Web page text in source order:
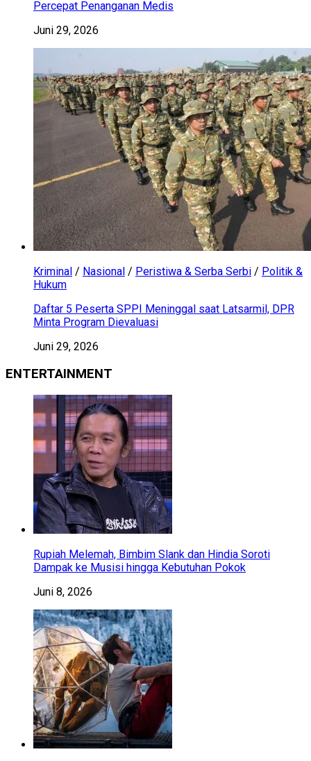
Percepat Penanganan Medis
Juni 29, 2026
Kriminal / Nasional / Peristiwa & Serba Serbi / Politik &
Hukum
Daftar 5 Peserta SPPI Meninggal saat Latsarmil, DPR
Minta Program Dievaluasi
Juni 29, 2026
ENTERTAINMENT
Rupiah Melemah, Bimbim Slank dan Hindia Soroti
Dampak ke Musisi hingga Kebutuhan Pokok
Juni 8, 2026